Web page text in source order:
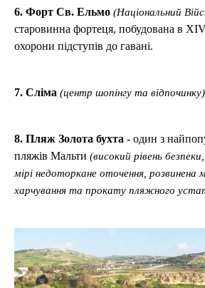
6. Форт Св. Ельмо (Національний
старовинна фортеця, побудована в XIV
охорони підступів до гавані.
7. Сліма (центр шопінгу та відпочинку)
8. Пляж Золота бухта - один з
пляжів Мальти (високий рівень
мірі недоторкане оточення, розвинена
харчування та прокату пляжного